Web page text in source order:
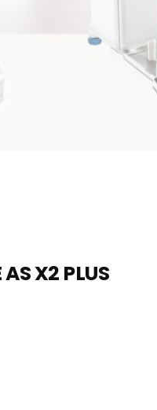
X2 PLUS